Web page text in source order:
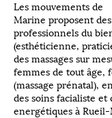
Les mouvements de
Marine proposent
professionnels du
(esthéticienne,
des massages sur
femmes de tout âge,
(massage prénatal),
des soins facialiste et
energétiques à